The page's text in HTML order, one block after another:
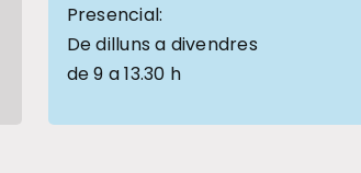
Presencial:
De dilluns a divendres
de 9 a 13.30 h